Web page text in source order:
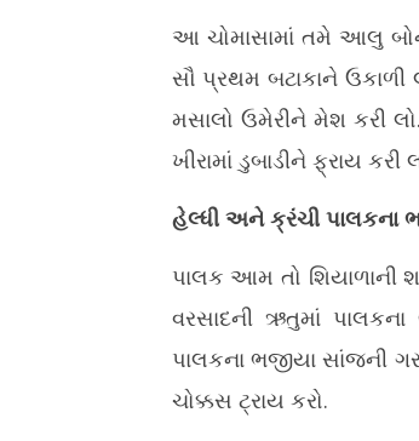
આ ચોમાસામાં તમે આલુ
સૌ પ્રથમ બટાકાને ઉકાળી
મસાલો ઉમેરીને મેશ કરી
ખીરામાં ડુબાડીને ફ્રાય
હેલ્ધી અને ક્રંચી પાલકના
પાલક આમ તો શિયાળાની
વરસાદની ઋતુમાં
પાલકના ભજીયા સાંજની
ચોક્કસ ટ્રાય કરો.